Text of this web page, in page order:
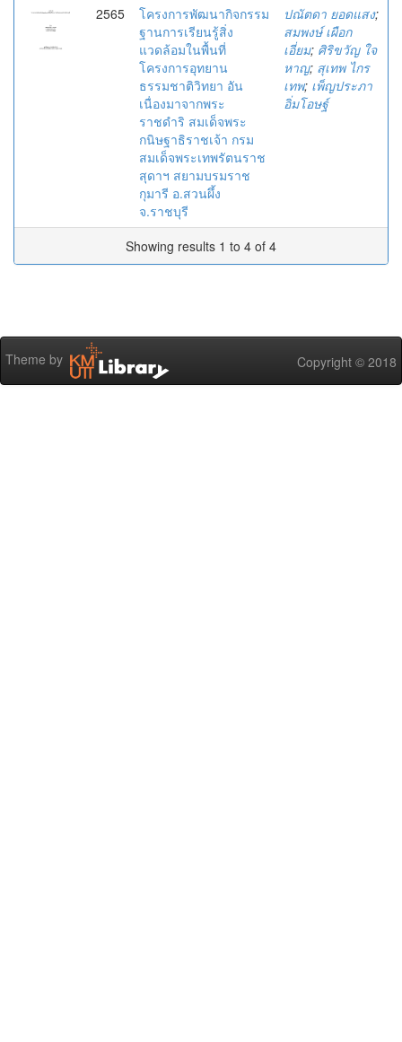
2565
โครงการพัฒนากิจกรรม
ฐานการเรียนรู้สิ่ง
แวดล้อมในพื้นที่
โครงการอุทยาน
ธรรมชาติวิทยา อัน
เนื่องมาจากพระ
ราชดำริ สมเด็จพระ
กนิษฐาธิราชเจ้า กรม
สมเด็จพระเทพรัตนราช
สุดาฯ สยามบรมราช
กุมารี อ.สวนผึ้ง
จ.ราชบุรี
ปณัตดา ยอดแสง;
สมพงษ์ เผือก
เอี่ยม; ศิริขวัญ ใจ
หาญ; สุเทพ ไกร
เทพ; เพ็ญประภา
อิ่มโอษฐ์
Showing results 1 to 4 of 4
Theme by Copyright © 2018